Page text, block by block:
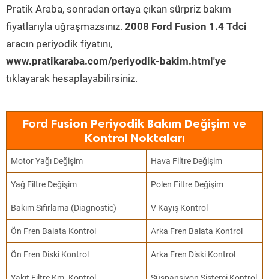
Pratik Araba, sonradan ortaya çıkan sürpriz bakım
fiyatlarıyla uğraşmazsınız. 2008 Ford Fusion 1.4 Tdci
aracın periyodik fiyatını,
www.pratikaraba.com/periyodik-bakim.html'ye
tıklayarak hesaplayabilirsiniz.
Ford Fusion Periyodik Bakım Değişim ve
Kontrol Noktaları
Motor Yağı Değişim Hava Filtre Değişim
Yağ Filtre Değişim Polen Filtre Değişim
Bakım Sıfırlama (Diagnostic) V Kayış Kontrol
Ön Fren Balata Kontrol Arka Fren Balata Kontrol
Ön Fren Diski Kontrol Arka Fren Diski Kontrol